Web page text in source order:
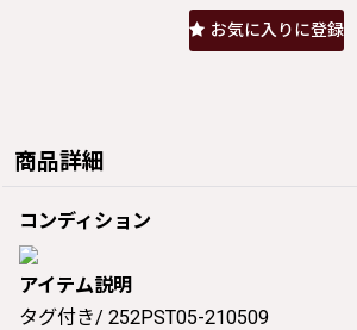
お気に入りに登録
商品詳細
コンディション
アイテム説明
タグ付き/ 252PST05-210509